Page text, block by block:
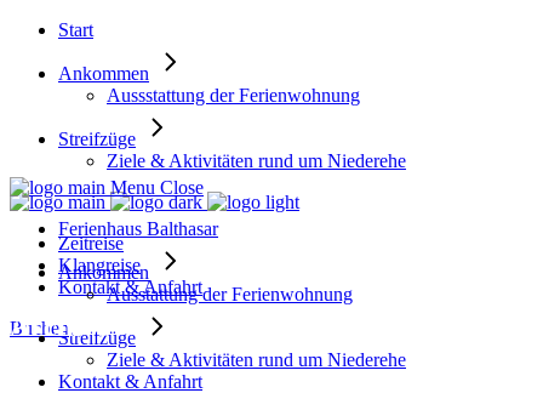
Start
Ankommen
Aussstattung der Ferienwohnung
Streifzüge
Ziele & Aktivitäten rund um Niederehe
Zeitreise
Klangreise
Kontakt & Anfahrt
Buchen
Menu Close
Ferienhaus Balthasar
Ankommen
Ausstattung der Ferienwohnung
Streifzüge
Ziele & Aktivitäten rund um Niederehe
Kontakt & Anfahrt
Archive